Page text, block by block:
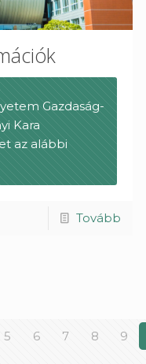
Gazdaság-
Kara
az alábbi
Tovább
5 6 7 8 9